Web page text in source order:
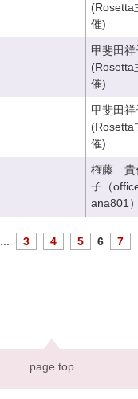
(Rosetta
催)
甲斐田祥
(Rosetta
催)
甲斐田祥
(Rosetta
催)
権藤 貴
子（
ana801）
3 4 5 6 7
page top